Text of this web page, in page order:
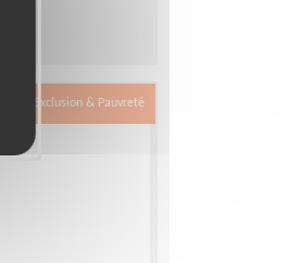
Exclusion & Pauvreté